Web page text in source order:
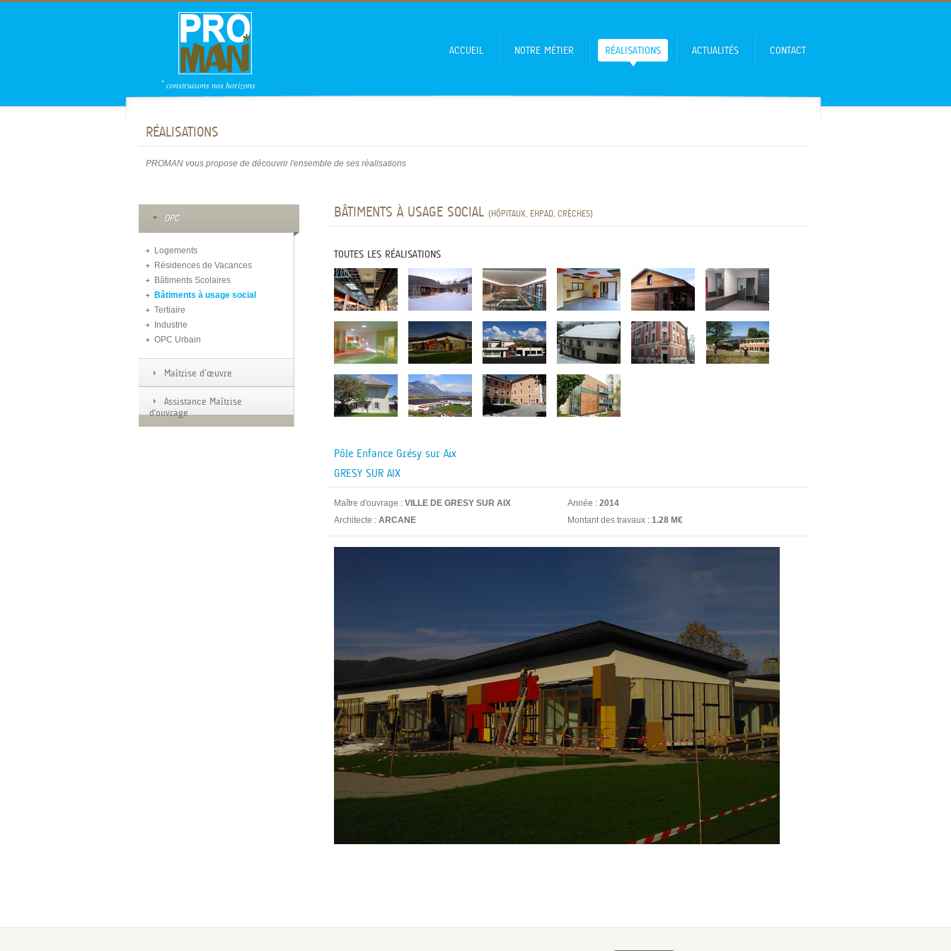
* construisons nos horizons
ACCUEIL NOTRE MÉTIER RÉALISATIONS ACTUALITÉS CONTACT
RÉALISATIONS
PROMAN vous propose de découvrir l'ensemble de ses réalisations
OPC
Logements
Résidences de Vacances
Bâtiments Scolaires
Bâtiments à usage social
Tertiaire
Industrie
OPC Urbain
Maîtrise d’œuvre
Assistance Maîtrise
d'ouvrage
BÂTIMENTS À USAGE SOCIAL (HÔPITAUX, EHPAD, CRÈCHES)
TOUTES LES RÉALISATIONS
Pôle Enfance Grésy sur Aix
GRESY SUR AIX
Maître d'ouvrage : VILLE DE GRESY SUR AIX Année : 2014
Architecte : ARCANE Montant des travaux : 1.28 M€